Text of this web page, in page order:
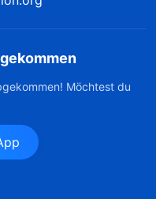
Möchtest du